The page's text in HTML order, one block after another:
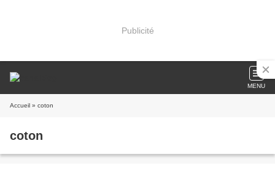
Publicité
MENU
Accueil » coton
coton